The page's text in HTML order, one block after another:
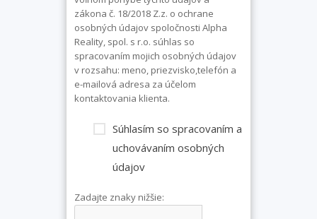
zákona č. 18/2018 Z.z. o ochrane
osobných údajov spoločnosti Alpha
Reality, spol. s r.o. súhlas so
spracovaním mojich osobných údajov
v rozsahu: meno, priezvisko,telefón a
e-mailová adresa za účelom
kontaktovania klienta.
Súhlasím so spracovaním a
uchovávaním osobných
údajov
Zadajte znaky nižšie: